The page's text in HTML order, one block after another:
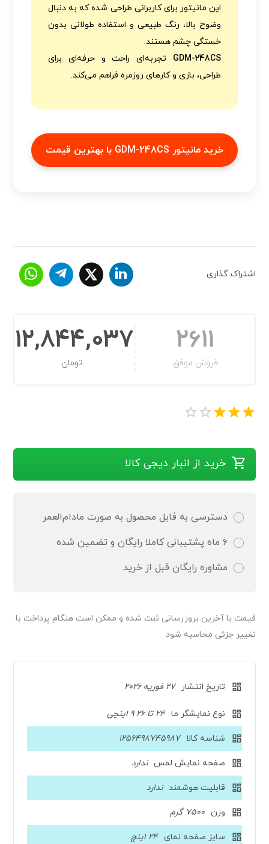
این مانیتور برای کاربرانی طراحی شده که به دنبال
وضوح بالا، رنگ طبیعی و استفاده طولانی بدون
خستگی چشم هستند.
GDM-248CS تجربه‌ای راحت و حرفه‌ای برای
طراحی، بازی و کارهای روزمره فراهم می‌کند.
خرید مانیتور GDM-248CS با بهترین قیمت
اشتراک گذاری
12,844,037
تومان
2611
فروش موفق
خرید از انبار دیجی کالا
دسترسی به فایل محصول به صورت مادام‌العمر
۶ ماه پشتیبانی کاملا رایگان و تضمین شده
مشاوره رایگان قبل از خرید
قیمت‌ با آخرین بروزرسانی ثبت شده و ممکن است هنگام پرداخت با
تغییر جزئی محاسبه شود
تاریخ انتشار 27 فوریه 2026
نوع نمایشگر ما 24 تا 26 9 اینچی
شناسه کالا 1256498745987
صفحه نمایش لمس ندارد
قابلیت هوشمند ندارد
وزن 7500 گرم
سایز صفحه نمای 24 اینچ